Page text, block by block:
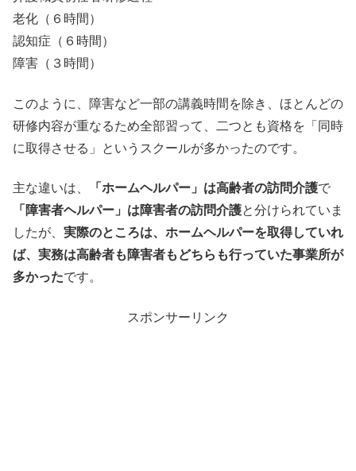
老化（６時間）
認知症（６時間）
障害（３時間）
このように、障害など一部の講義時間を除き、ほとんどの
研修内容が重なるため全部習って、二つとも資格を「同時
に取得させる」というスクールが多かったのです。
主な違いは、 「ホームヘルパー」は高齢者の訪問介護で
「障害者ヘルパー」は障害者の訪問介護と分けられていま
したが、 実際のところは、ホームヘルパーを取得していれ
ば、実務は高齢者も障害者もどちらも行っていた事業所が
多かったです。
スポンサーリンク